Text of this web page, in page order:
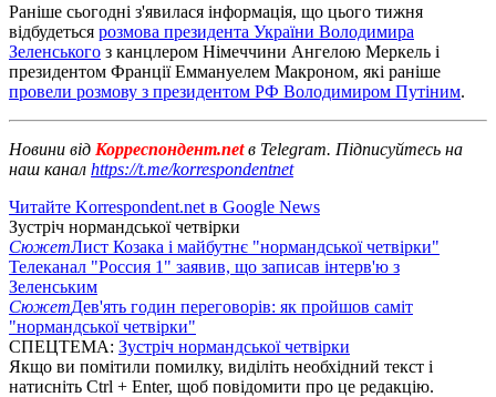
Раніше сьогодні з'явилася інформація, що цього тижня
відбудеться розмова президента України Володимира
Зеленського з канцлером Німеччини Ангелою Меркель і
президентом Франції Еммануелем Макроном, які раніше
провели розмову з президентом РФ Володимиром Путіним.
Новини від Корреспондент.netв Telegram. Підписуйтесь на
наш канал https://t.me/korrespondentnet
Читайте Korrespondent.net в Google News
Зустріч нормандської четвірки
СюжетЛист Козака і майбутнє "нормандської четвірки"
Телеканал "Россия 1" заявив, що записав інтерв'ю з
Зеленським
СюжетДев'ять годин переговорів: як пройшов саміт
"нормандської четвірки"
СПЕЦТЕМА: Зустріч нормандської четвірки
Якщо ви помітили помилку, виділіть необхідний текст і
натисніть Ctrl + Enter, щоб повідомити про це редакцію.